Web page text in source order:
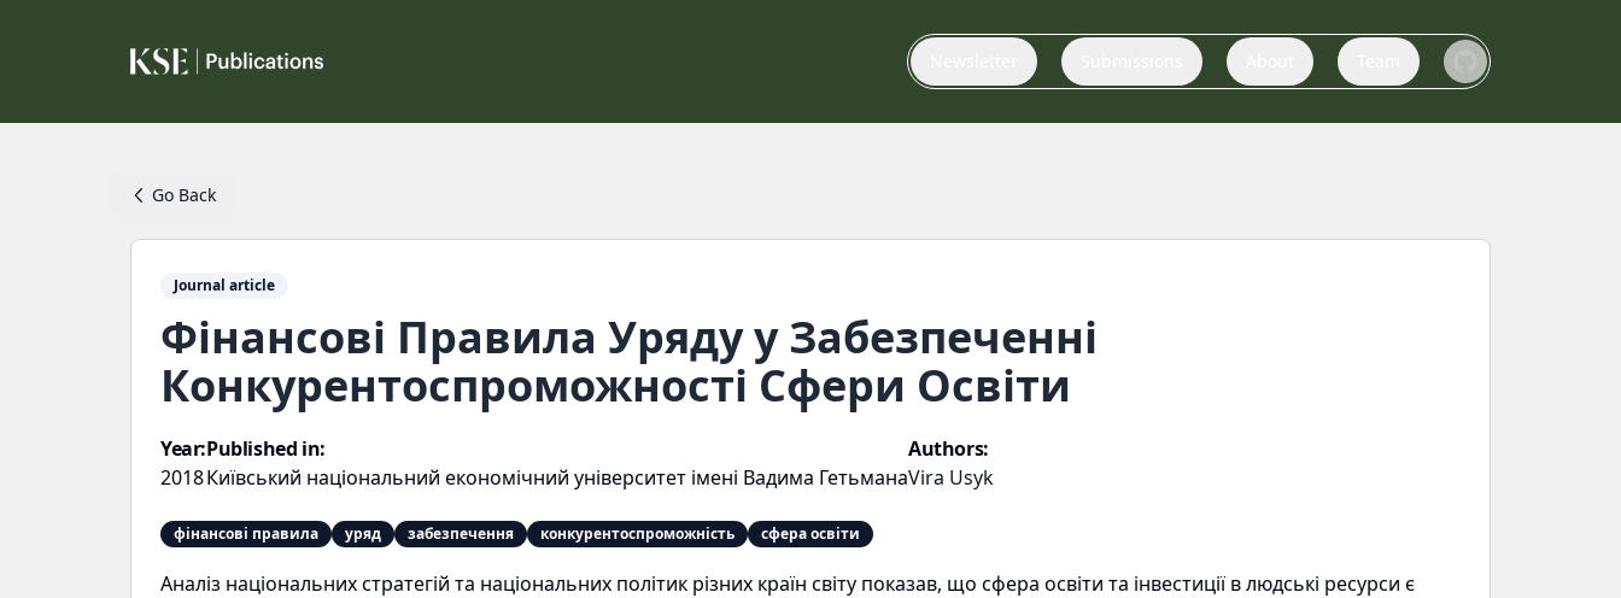
Go Back
Journal article
Фінансові Правила Уряду у Забезпеченні
Конкурентоспроможності Сфери Освіти
Year:
2018
Published in:
Київський національний економічний університет імені Вадима Гетьмана
Authors:
Vira Usyk
фінансові правила уряд забезпечення конкурентоспроможність сфера освіти
Аналіз національних стратегій та національних політик різних країн світу показав, що сфера освіти та інвестиції в людські ресурси є